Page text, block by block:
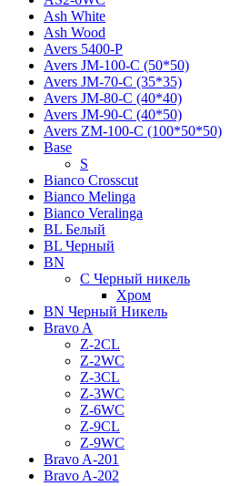
Ash White
Ash Wood
Avers 5400-P
Avers JМ-100-С (50*50)
Avers JМ-70-С (35*35)
Avers JМ-80-С (40*40)
Avers JМ-90-С (40*50)
Avers ZM-100-С (100*50*50)
Base
S
Bianco Crosscut
Bianco Melinga
Bianco Veralinga
BL Белый
BL Черный
BN
C Черный никель
Хром
BN Черный Никель
Bravo A
Z-2CL
Z-2WC
Z-3CL
Z-3WC
Z-6WC
Z-9CL
Z-9WC
Bravo A-201
Bravo A-202